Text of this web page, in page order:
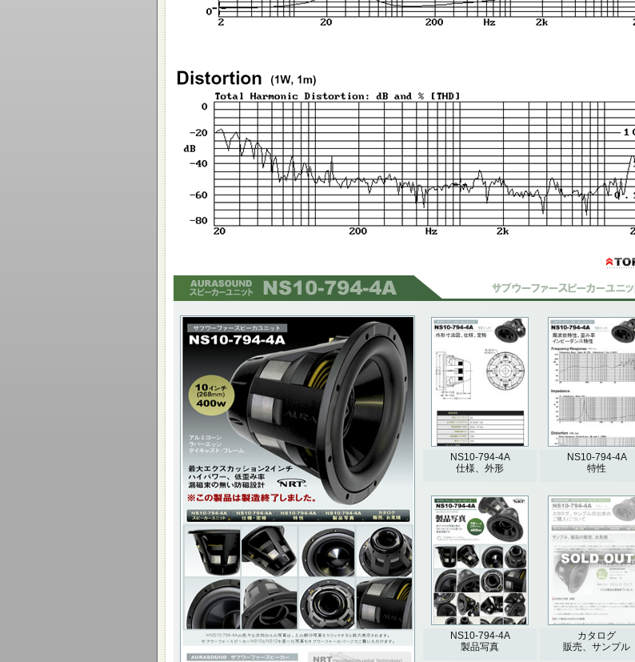
10インチ(268mm) 400W
最大エクスカッション2インチ
ハイパワー、低歪み率 漏磁束の無い防磁設計
NS10-794-4A
仕様、外形
NS10-794-4A
特性
NS10-794-4A
製品写真
カタログ
販売、サンプル